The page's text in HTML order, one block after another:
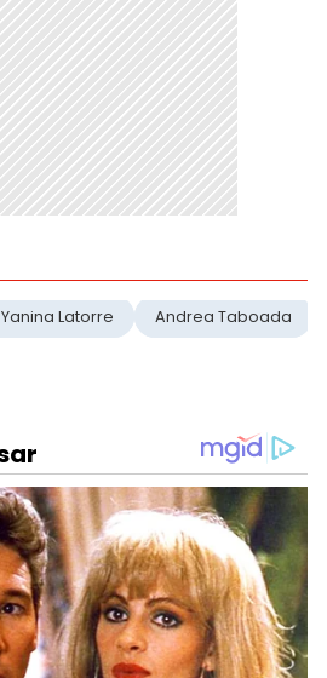
Yanina Latorre Andrea Taboada